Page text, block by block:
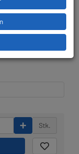
Prämienpunkte: 1471
Stk.